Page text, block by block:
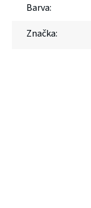
Barva:
Značka: